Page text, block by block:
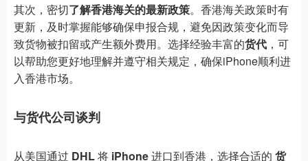
其次，密切了解香港海关的最新政策。香港海关政策时有
更新，及时掌握能够确保申报合规，避免因政策变化而导
致货物被扣留或产生额外费用。选择经验丰富的货代 ，可
以帮助您更好地理解并遵守相关规定，确保iPhone顺利进
入香港市场。
与货代公司谈判
从美国通过 DHL将 iPhone进口到香港，选择合适的 货